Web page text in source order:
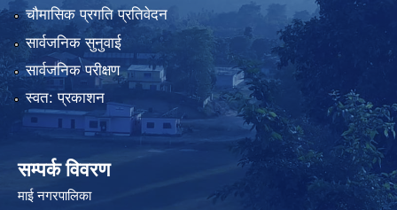
चौमासिक प्रगति प्रतिवेदन
सार्वजनिक सुनुवाई
सार्वजनिक परीक्षण
स्वत: प्रकाशन
सम्पर्क विवरण
माई नगरपालिका